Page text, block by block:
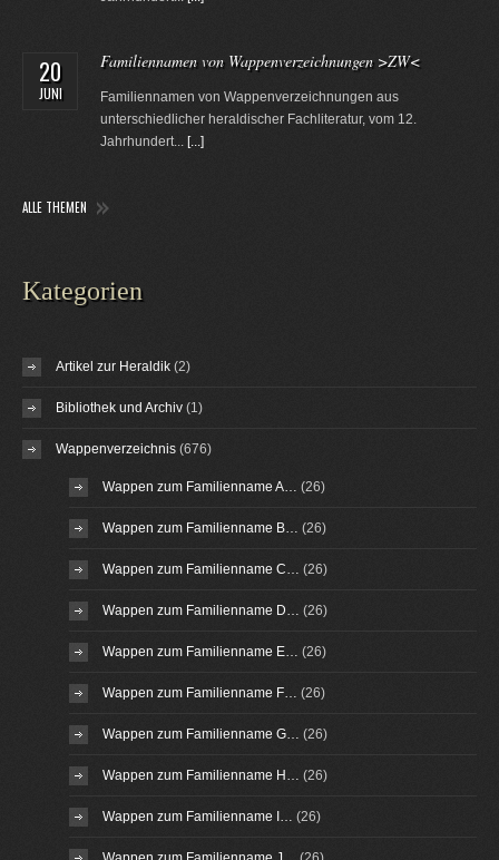
20
JUNI
Familiennamen von Wappenverzeichnungen >ZW<
Familiennamen von Wappenverzeichnungen aus
unterschiedlicher heraldischer Fachliteratur, vom 12.
Jahrhundert... [...]
ALLE THEMEN
Kategorien
Artikel zur Heraldik (2)
Bibliothek und Archiv (1)
Wappenverzeichnis (676)
Wappen zum Familienname A… (26)
Wappen zum Familienname B… (26)
Wappen zum Familienname C… (26)
Wappen zum Familienname D… (26)
Wappen zum Familienname E… (26)
Wappen zum Familienname F… (26)
Wappen zum Familienname G… (26)
Wappen zum Familienname H… (26)
Wappen zum Familienname I… (26)